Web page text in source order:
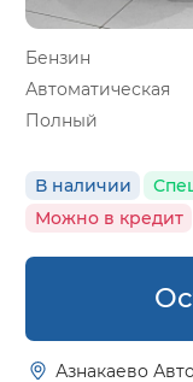
Бензин
Автоматическая
Полный
В наличии
Можно в кредит
Азнакаево